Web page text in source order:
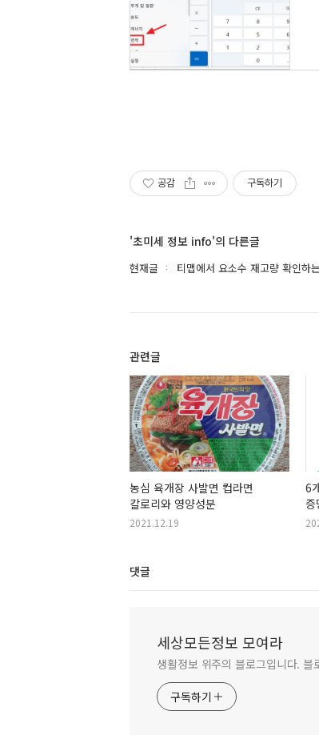
공감 구독하기
'초미세 정보 info'의 다른글
현재글 티맵에서 요소수 재고량 확인하
관련글
농심 육개장 사발면 컵라면
칼로리와 영양성분
2021.12.19
6
증
댓글
세상모든정보 모여라
생활정보 위주의 블로그입니다.
구독하기